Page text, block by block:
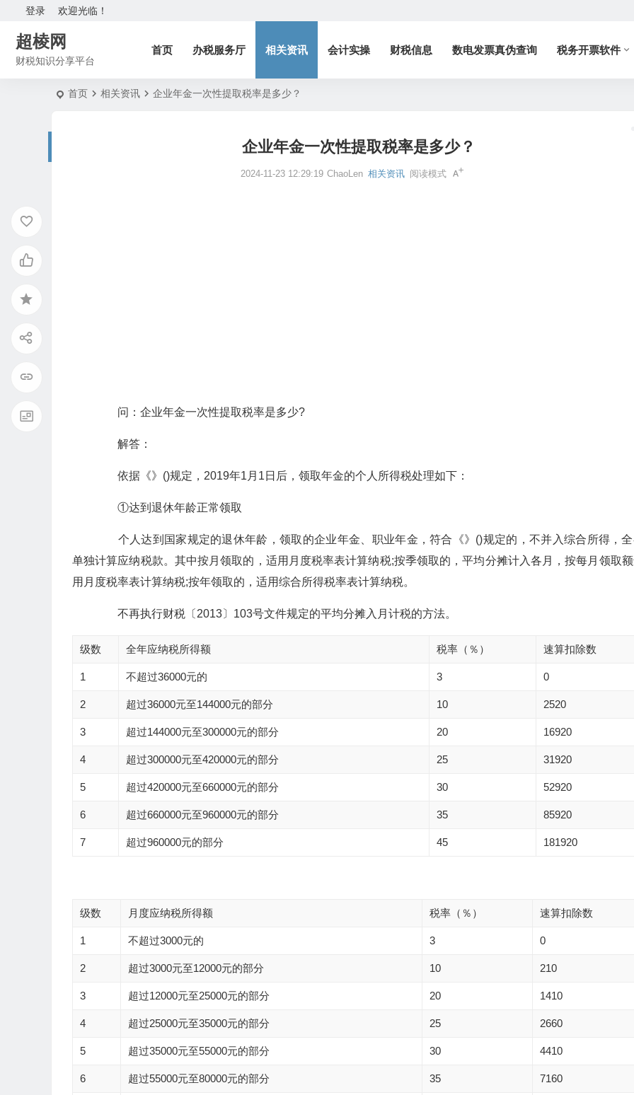
欢迎光临！
登录
超棱网
财税知识分享平台
首页 办税服务厅 相关资讯 会计实操 财税信息 数电发票真伪查询 税务开票软件
首页 相关资讯 企业年金一次性提取税率是多少？
企业年金一次性提取税率是多少？
2024-11-23 12:29:19 ChaoLen 相关资讯 阅读模式
问：企业年金一次性提取税率是多少?
解答：
依据《》()规定，2019年1月1日后，领取年金的个人所得税处理如下：
①达到退休年龄正常领取
个人达到国家规定的退休年龄，领取的企业年金、职业年金，符合《》()规定的，不并入综合所得，
单独计算应纳税款。其中按月领取的，适用月度税率表计算纳税;按季领取的，平均分摊计入各月，按每月领取
用月度税率表计算纳税;按年领取的，适用综合所得税率表计算纳税。
不再执行财税〔2013〕103号文件规定的平均分摊入月计税的方法。
级数 全年应纳税所得额 税率（％） 速算扣除数
1 不超过36000元的 3 0
2 超过36000元至144000元的部分 10 2520
3 超过144000元至300000元的部分 20 16920
4 超过300000元至420000元的部分 25 31920
5 超过420000元至660000元的部分 30 52920
6 超过660000元至960000元的部分 35 85920
7 超过960000元的部分 45 181920
级数 月度应纳税所得额 税率（％） 速算扣除数
1 不超过3000元的 3 0
2 超过3000元至12000元的部分 10 210
3 超过12000元至25000元的部分 20 1410
4 超过25000元至35000元的部分 25 2660
5 超过35000元至55000元的部分 30 4410
6 超过55000元至80000元的部分 35 7160